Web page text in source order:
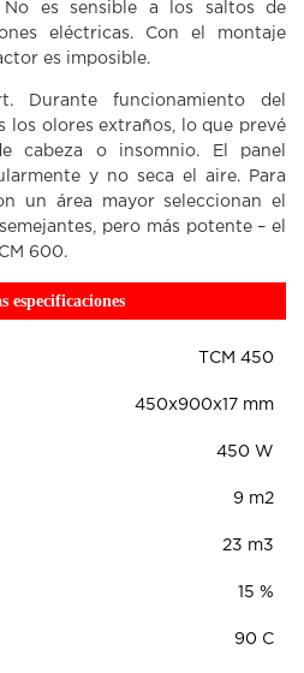
No es sensible a los saltos de
eléctricas. Con el montaje
es imposible.
Durante funcionamiento del
los olores extraños, lo que prevé
cabeza o insomnio. El panel
y no seca el aire. Para
un área mayor seleccionan el
pero más potente – el
600.
especificaciones
ТСМ 450
450х900х17 mm
450 W
9 m2
23 m3
15 %
90 С